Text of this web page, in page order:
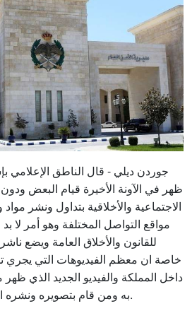
جوردن ديلي - قال الناطق الإعلامي
ظهر في الآونة الأخيرة قيام البعض
الاجتماعية والأخلاقية بتداول ونشر
مواقع التواصل المختلفة وهو أمر لا
للقانون والأخلاق العامة ويضع
خاصة ان معظم الفيديوهات التي يجري
داخل المملكة والفيديو الجديد الذي
به ومن قام بتصويره ونشره الاجراءات القانونية اللازمة.